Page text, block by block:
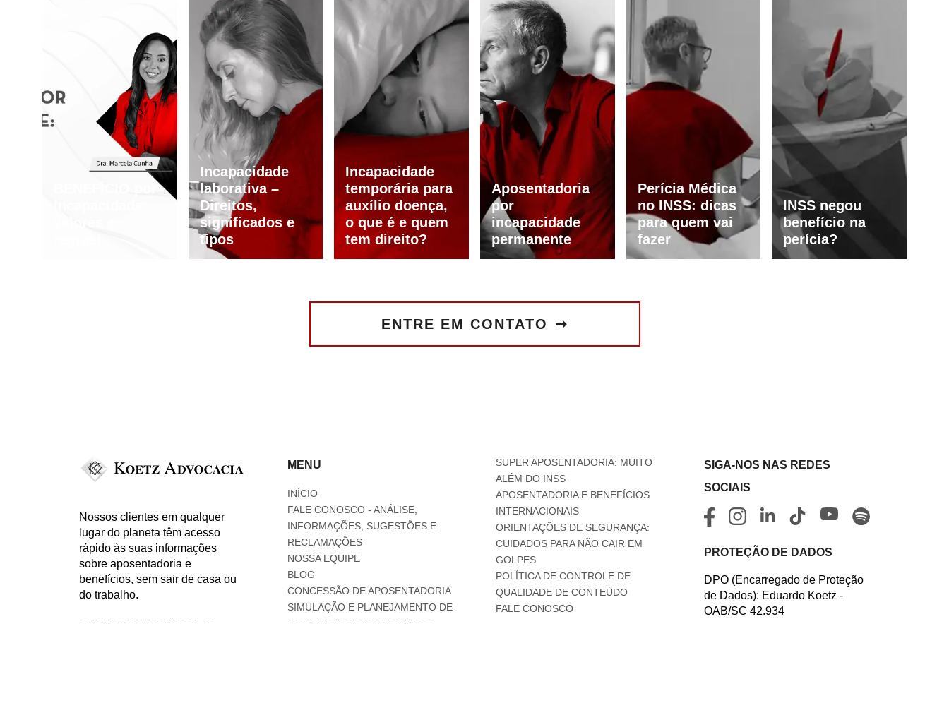
Incapacidade
laborativa –
Direitos,
significados e
tipos
Incapacidade
temporária para
auxílio doença,
o que é e quem
tem direito?
Aposentadoria
por
incapacidade
permanente
Perícia Médica
no INSS: dicas
para quem vai
fazer
INSS negou
benefício na
perícia?
ENTRE EM CONTATO
Nossos clientes em qualquer
lugar do planeta têm acesso
rápido às suas informações
sobre aposentadoria e
benefícios, sem sair de casa ou
do trabalho.
CNPJ: 32.928.986/0001-50
MENU
INÍCIO
FALE CONOSCO - ANÁLISE,
INFORMAÇÕES, SUGESTÕES E
RECLAMAÇÕES
NOSSA EQUIPE
BLOG
CONCESSÃO DE APOSENTADORIA
SIMULAÇÃO E PLANEJAMENTO DE
APOSENTADORIA E TRIBUTOS
SUPER APOSENTADORIA: MUITO
ALÉM DO INSS
APOSENTADORIA E BENEFÍCIOS
INTERNACIONAIS
ORIENTAÇÕES DE SEGURANÇA:
CUIDADOS PARA NÃO CAIR EM
GOLPES
POLÍTICA DE CONTROLE DE
QUALIDADE DE CONTEÚDO
FALE CONOSCO
SIGA-NOS NAS REDES
SOCIAIS
PROTEÇÃO DE DADOS
DPO (Encarregado de Proteção
de Dados): Eduardo Koetz -
OAB/SC 42.934